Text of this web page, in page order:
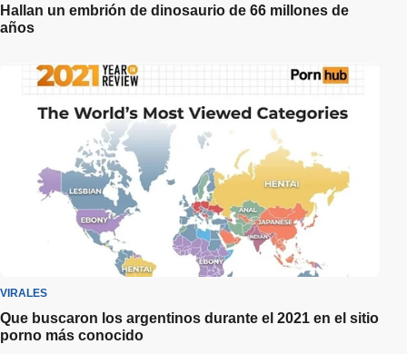
Hallan un embrión de dinosaurio de 66 millones de
años
VIRALES
Que buscaron los argentinos durante el 2021 en el sitio
porno más conocido